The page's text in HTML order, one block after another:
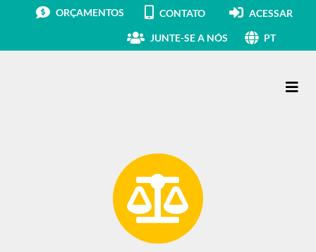
ORÇAMENTOS CONTATO ACESSAR
JUNTE-SE A NÓS PT